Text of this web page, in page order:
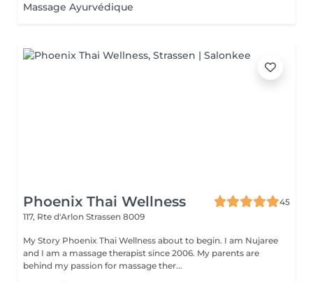
Massage Ayurvédique
Phoenix Thai Wellness
45
117, Rte d'Arlon Strassen 8009
My Story Phoenix Thai Wellness about to begin. I am Nujaree
and I am a massage therapist since 2006. My parents are
behind my passion for massage ther...